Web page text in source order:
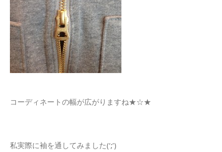
コーディネートの幅が広がりますね★☆★
私実際に袖を通してみました(‘;’)